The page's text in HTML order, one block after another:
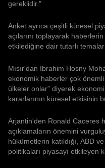
gereklidir."
Anket ayrıca çeşitli küresel
açılarını toplayarak
etkilediğine dair tutarlı
Mısır'dan İbrahim Hosny
ekonomik haberler çok
ülkeler onlar” diyerek
kararlarının küresel etkisinin
Arjantin'den Ronald Caceres
açıklamaların önemini
hükümetlerin katıldığı, ABD
politikaları piyasayı etkileyen